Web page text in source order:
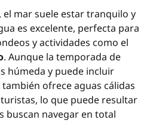
el mar suele estar tranquilo y
es excelente, perfecta para
y actividades como el
. Aunque la temporada de
húmeda y puede incluir
ofrece aguas cálidas
lo que puede resultar
buscan navegar en total